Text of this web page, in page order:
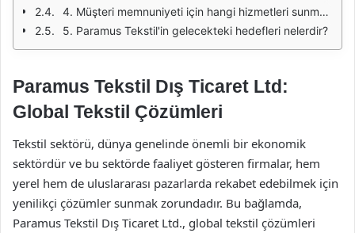
4. Müşteri memnuniyeti için hangi hizmetleri sunmaktadır?
5. Paramus Tekstil'in gelecekteki hedefleri nelerdir?
Paramus Tekstil Dış Ticaret Ltd:
Global Tekstil Çözümleri
Tekstil sektörü, dünya genelinde önemli bir ekonomik
sektördür ve bu sektörde faaliyet gösteren firmalar, hem
yerel hem de uluslararası pazarlarda rekabet edebilmek için
yenilikçi çözümler sunmak zorundadır. Bu bağlamda,
Paramus Tekstil Dış Ticaret Ltd., global tekstil çözümleri